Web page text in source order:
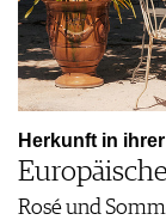
Herkunft in
Rosé und